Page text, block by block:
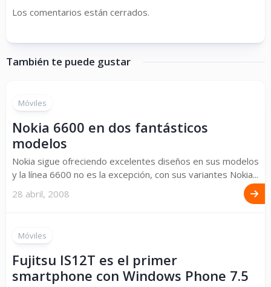
Los comentarios están cerrados.
También te puede gustar
Móviles
Nokia 6600 en dos fantásticos
modelos
Nokia sigue ofreciendo excelentes diseños en sus modelos
y la línea 6600 no es la excepción, con sus variantes Nokia...
28 abril, 2008
Móviles
Fujitsu IS12T es el primer
smartphone con Windows Phone 7.5